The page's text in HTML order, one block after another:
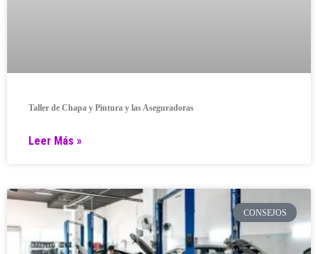
Taller de Chapa y Pintura y las Aseguradoras
Leer Más »
CONSEJOS